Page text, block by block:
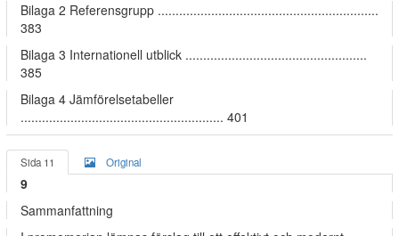
Bilaga 2 Referensgrupp ..............................................................
383
Bilaga 3 Internationell utblick ...................................................
385
Bilaga 4 Jämförelsetabeller
......................................................... 401
Sida 11 Original
9
Sammanfattning